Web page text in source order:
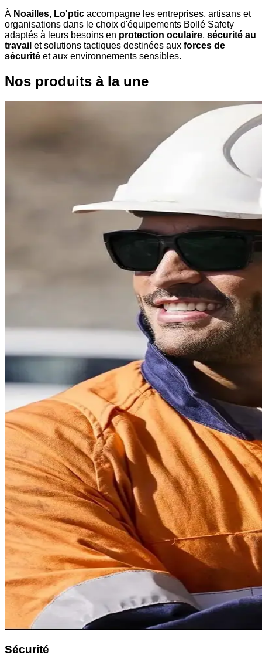
À Noailles, Lo'ptic accompagne les entreprises, artisans et
organisations dans le choix d'équipements Bollé Safety
adaptés à leurs besoins en protection oculaire, sécurité au
travail et solutions tactiques destinées aux forces de
sécurité et aux environnements sensibles.
Nos produits à la une
Sécurité